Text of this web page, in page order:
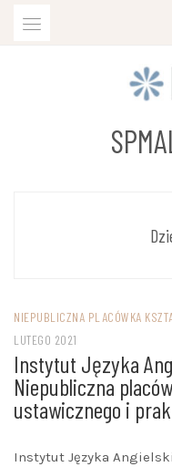
NIEPUBLICZNA PLACÓWKA
LUTEGO 2021
Instytut Języka
Niepubliczna
ustawicznego i
Instytut Języka